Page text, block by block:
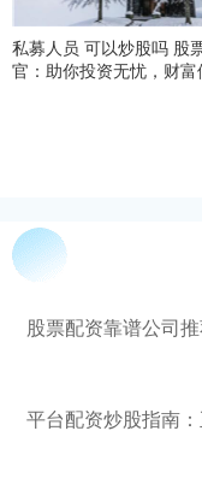
私募人员 可以炒股吗 股
官：助你投资无忧，财富
股票配资靠谱公司
平台配资炒股指南